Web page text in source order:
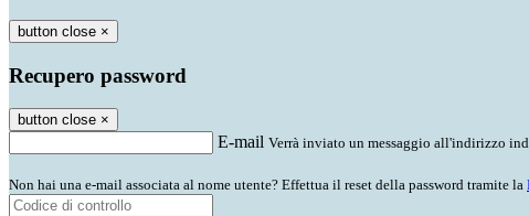
button close ×
Recupero password
button close ×
E-mail Verrà inviato un messaggio all'indirizzo
Non hai una e-mail associata al nome utente? Effettua il reset della password tramite la